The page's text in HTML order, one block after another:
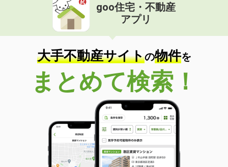
goo住宅・不動産
アプリ
大手不動産サイトの物件を
まとめて検索！